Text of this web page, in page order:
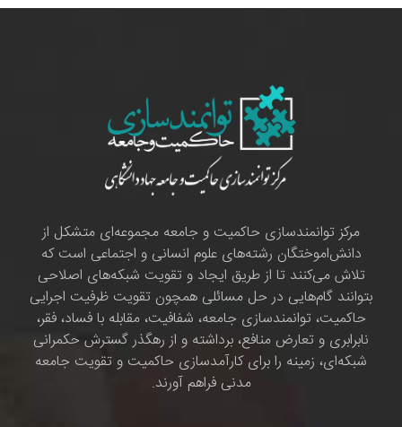
مرکز توانمندسازی حاکمیت و جامعه مجموعه‌ای متشکل از
دانش‌اموختگان رشته‌های علوم انسانی و اجتماعی است که
تلاش می‌کنند تا از طریق ایجاد و تقویت شبکه‌های اصلاحی
بتوانند گام‌هایی در حل مسائلی همچون تقویت ظرفیت اجرایی
حاکمیت، توانمندسازی جامعه، شفافیت، مقابله با فساد، فقر،
نابرابری و تعارض منافع، برداشته و از رهگذر گسترش حکمرانی
شبکه‌ای، زمینه را برای کارآمدسازی حاکمیت و تقویت جامعه
مدنی فراهم آورند.